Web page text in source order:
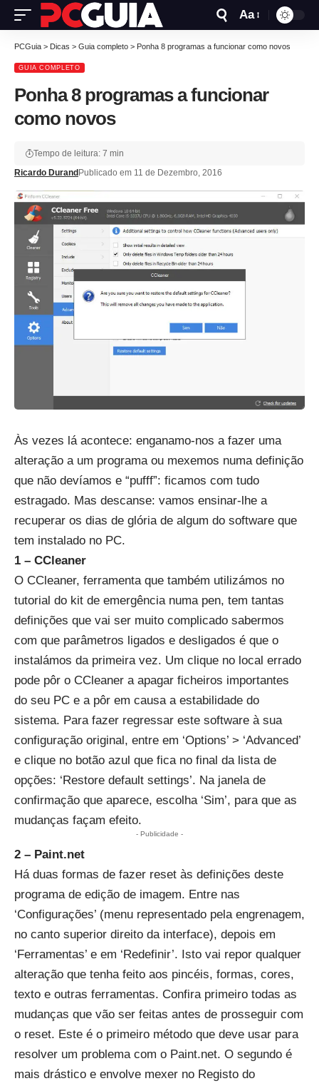
Aa
PCGuia > Dicas > Guia completo > Ponha 8 programas a funcionar como novos
GUIA COMPLETO
Ponha 8 programas a funcionar
como novos
Ricardo Durand Publicado em 11 de Dezembro, 2016
Tempo de leitura: 7 min
Às vezes lá acontece: enganamo-nos a fazer uma
alteração a um programa ou mexemos numa definição
que não devíamos e “pufff”: ficamos com tudo
estragado. Mas descanse: vamos ensinar-lhe a
recuperar os dias de glória de algum do software que
tem instalado no PC.
1 – CCleaner
O CCleaner, ferramenta que também utilizámos no
tutorial do kit de emergência numa pen, tem tantas
definições que vai ser muito complicado sabermos
com que parâmetros ligados e desligados é que o
instalámos da primeira vez. Um clique no local errado
pode pôr o CCleaner a apagar ficheiros importantes
do seu PC e a pôr em causa a estabilidade do
sistema. Para fazer regressar este software à sua
configuração original, entre em ‘Options’ > ‘Advanced’
e clique no botão azul que fica no final da lista de
opções: ‘Restore default settings’. Na janela de
confirmação que aparece, escolha ‘Sim’, para que as
mudanças façam efeito.
- Publicidade -
2 – Paint.net
Há duas formas de fazer reset às definições deste
programa de edição de imagem. Entre nas
‘Configurações’ (menu representado pela engrenagem,
no canto superior direito da interface), depois em
‘Ferramentas’ e em ‘Redefinir’. Isto vai repor qualquer
alteração que tenha feito aos pincéis, formas, cores,
texto e outras ferramentas. Confira primeiro todas as
mudanças que vão ser feitas antes de prosseguir com
o reset. Este é o primeiro método que deve usar para
resolver um problema com o Paint.net. O segundo é
mais drástico e envolve mexer no Registo do